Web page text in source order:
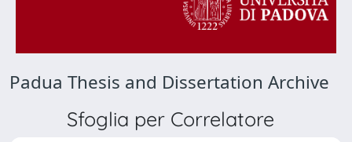
Padua Thesis and Dissertation Archive
Sfoglia per Correlatore